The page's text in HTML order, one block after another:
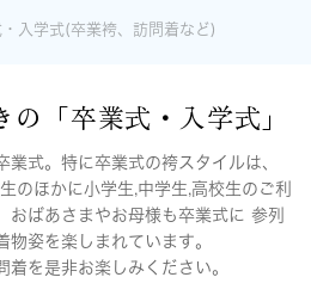
・入学式(卒業袴、訪問着など)
「卒業式・入学式」
業式。特に卒業式の袴スタイルは、
のほかに小学生,中学生,高校生のご利
おばあさまやお母様も卒業式に 参列
物姿を楽しまれています。
着を是非お楽しみください。